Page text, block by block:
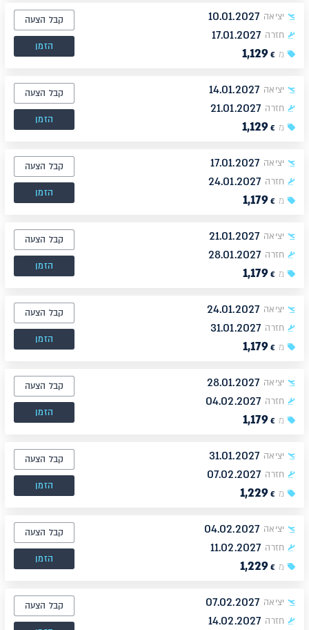
יציאה 10.01.2027
חזרה 17.01.2027
מ 1,129 €
קבל הצעה
הזמן
יציאה 14.01.2027
חזרה 21.01.2027
מ 1,129 €
קבל הצעה
הזמן
יציאה 17.01.2027
חזרה 24.01.2027
מ 1,179 €
קבל הצעה
הזמן
יציאה 21.01.2027
חזרה 28.01.2027
מ 1,179 €
קבל הצעה
הזמן
יציאה 24.01.2027
חזרה 31.01.2027
מ 1,179 €
קבל הצעה
הזמן
יציאה 28.01.2027
חזרה 04.02.2027
מ 1,179 €
קבל הצעה
הזמן
יציאה 31.01.2027
חזרה 07.02.2027
מ 1,229 €
קבל הצעה
הזמן
יציאה 04.02.2027
חזרה 11.02.2027
מ 1,229 €
קבל הצעה
הזמן
יציאה 07.02.2027
חזרה 14.02.2027
קבל הצעה